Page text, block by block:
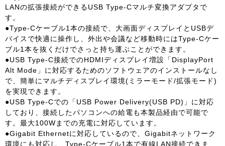
LANの拡張接続ができるUSB Type-Cマルチ変換アダプタで
す。
●Type-Cケーブル1本の接続で、大画面ディスプレイとUSBデ
バイスで快適に操作し、外出や会議など移動時にはType-Cケー
ブル1本を抜くだけでさっと持ち運ぶことができます。
●USB Type-C接続でのHDMIディスプレイ増設「DisplayPort
Alt Mode」に対応するためのソフトウェアのインストールなし
で、簡単にマルチディスプレイ環境(ミラーモード/拡張モード)
を実現できます。
●USB Type-Cでの「USB Power Delivery(USB PD)」に対応
しており、接続したパソコンへの給電も本製品経由で可能で
す。最大100Wまでの充電に対応しています。
●Gigabit Ethernetに対応しているので、Gigabitネットワーク
環境にも対応し、Type-Cケーブル1本で有線LAN接続できま